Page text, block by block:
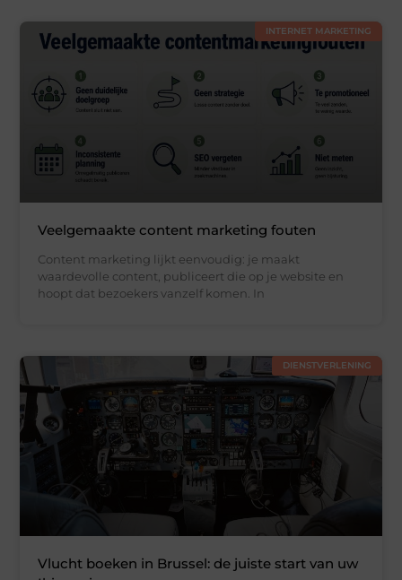
INTERNET MARKETING
Veelgemaakte content marketing fouten
Content marketing lijkt eenvoudig: je maakt
waardevolle content, publiceert die op je website en
hoopt dat bezoekers vanzelf komen. In
DIENSTVERLENING
Vlucht boeken in Brussel: de juiste start van uw